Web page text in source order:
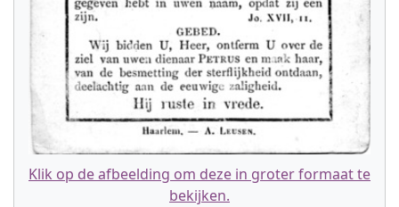
Klik op de afbeelding om deze in groter formaat te
bekijken.